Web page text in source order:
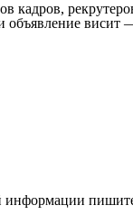
висит
информации